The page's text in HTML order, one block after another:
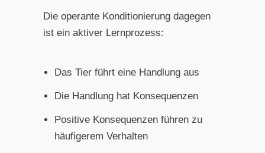
Die operante Konditionierung dagegen
ist ein aktiver Lernprozess:
Das Tier führt eine Handlung aus
Die Handlung hat Konsequenzen
Positive Konsequenzen führen zu
häufigerem Verhalten